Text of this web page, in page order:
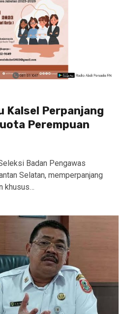
Kalsel Perpanjang
Perempuan
Badan Pengawas
Selatan, memperpanjang
khusus…